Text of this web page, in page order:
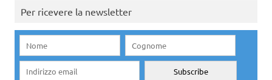
Per ricevere la newsletter